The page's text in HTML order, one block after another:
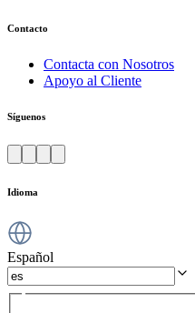
Contacto
Contacta con Nosotros
Apoyo al Cliente
Síguenos
Idioma
Español